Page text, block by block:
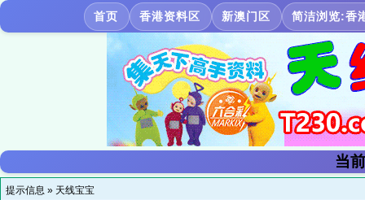
首页 香港资料区 新澳门区 简洁浏览:香
当
提示信息 » 天线宝宝